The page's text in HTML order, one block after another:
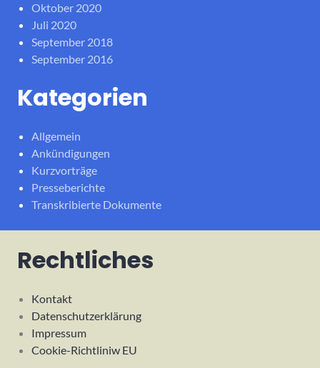
Oktober 2020
Juli 2020
September 2018
September 2016
Kategorien
Allgemein
Ankündigungen
Kurzvorträge
Presseberichte
Transkribierte Dokumente
Rechtliches
Kontakt
Datenschutzerklärung
Impressum
Cookie-Richtliniw EU